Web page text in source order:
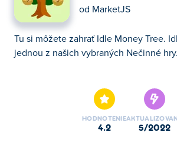
od MarketJS
Tu si môžete zahrať Idle Money Tree.
jednou z našich vybraných Nečinné hry.
HODNOTENIE
4.2 5/2022